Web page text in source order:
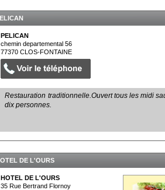
PELICAN
chemin departemental 56
77370CLOS-FONTAINE
Restauration traditionnelle.Ouvert tous les midi
dix personnes.
DE L'OURS
HOTEL DE L'OURS
35 Rue Bertrand Flornoy